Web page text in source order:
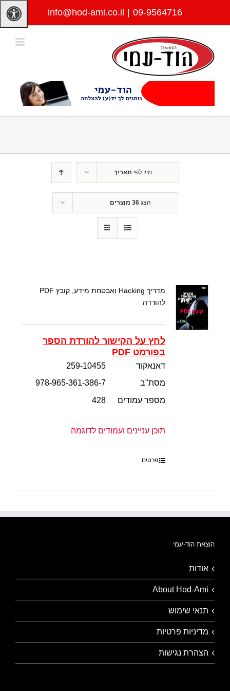
09-9564716
|
info@hod-ami.co.il
מיין לפי תאריך
הצג36 מוצרים
מדריך Hacking ואבטחת מידע, קובץ PDF
להורדה
לחץ על הקישור להורדת הספר
בפורמט PDF
דאנאקוד
259-10455
מסת"ב
978-965-361-386-7
מספר עמודים
428
תוכן עניינים ועמודים לדוגמה
פרטים
הוצאת הוד-עמי
אודות
About Hod-Ami
תנאי שימוש
מדיניות פרטיות
הצהרת נגישות